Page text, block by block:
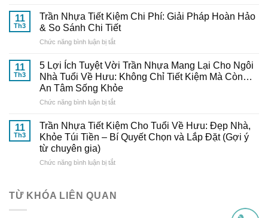
Từ
Chuyên
Đến
Gỗ
Nhựa
Đông
Nhã
–
Tầm
Mỹ
Cho
Ngôi
Tuổi
Hưu
Tự
Lắp
Trần
Nhựa
Nhà
Cực
Dễ
–
Hướng
Chi
Tiết
Nhựa
11
Th3
Trần Nhựa Tiết Kiệm Chi Phí: Giải Pháp Hoàn Hảo
& So Sánh Chi Tiết
Chức năng bình luận bị tắtở
Nhựa
Tiết
Kiệm
Chi
Phí:
Pháp
Hoàn
Hảo
So
Tiết
11
Th3
5 Lợi Ích Tuyệt Vời Trần Nhựa Mang Lại Cho Ngôi
Nhà Tuổi Về Hưu: Không Chỉ Tiết Kiệm Mà Còn…
An Tâm Sống Khỏe
Chức năng bình luận bị tắtở
Lợi
Ích
Tuyệt
Trần
Lại
11
Th3
Trần Nhựa Tiết Kiệm Cho Tuổi Về Hưu: Đẹp Nhà,
Khỏe Túi Tiền – Bí Quyết Chọn và Lắp Đặt (Gợi ý
từ chuyên gia)
Chức năng bình luận bị tắtở
Tiết
TỪ KHÓA LIÊN QUAN